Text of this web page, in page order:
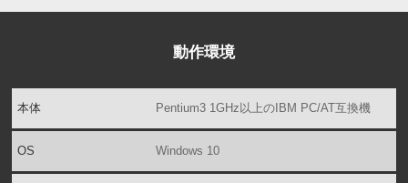
動作環境
本体 Pentium3 1GHz以上のIBM PC/AT互換機
OS Windows 10